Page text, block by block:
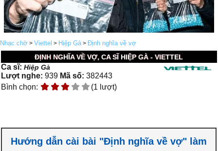
Nhạc chờ > Viettel > Hiệp Gà> Định nghĩa về vợ
ĐỊNH NGHĨA VỀ VỢ, CA SĨ HIỆP GÀ - VIETTEL
Ca sĩ:Hiệp Gà
Lượt nghe: 939 Mã số: 382443
Bình chọn:
(1 lượt)
Hướng dẫn cài bài "Định nghĩa về vợ" làm